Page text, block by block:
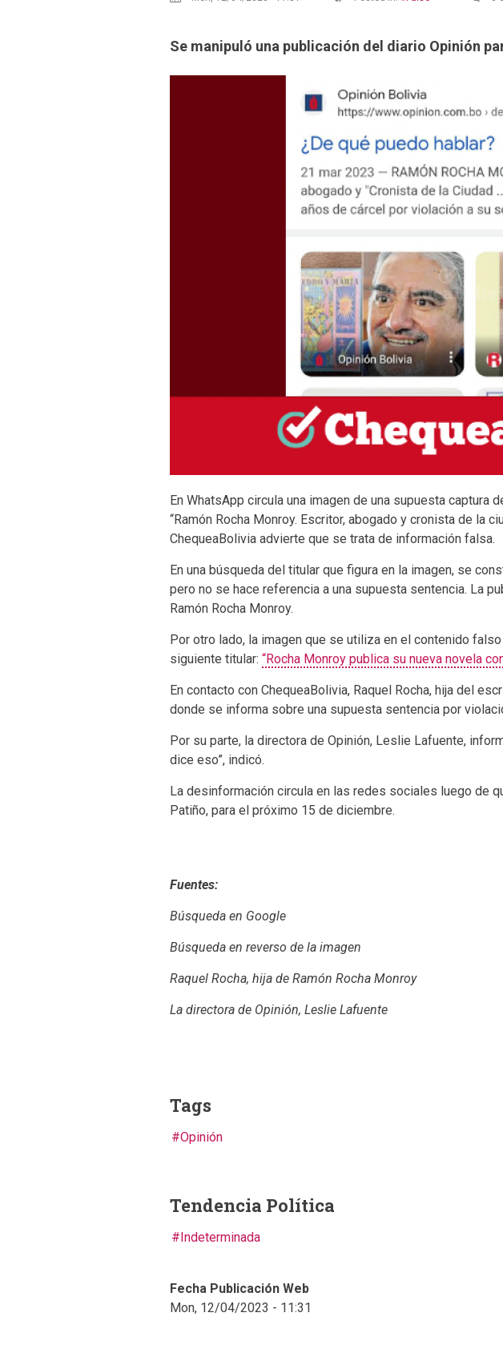
Se manipuló una publicación del diario Opinión
En WhatsApp circula una imagen de una supuesta captura
“Ramón Rocha Monroy. Escritor, abogado y cronista de la
ChequeaBolivia advierte que se trata de información falsa.
En una búsqueda del titular que figura en la imagen, se
pero no se hace referencia a una supuesta sentencia. La
Ramón Rocha Monroy.
Por otro lado, la imagen que se utiliza en el contenido
siguiente titular: “Rocha Monroy publica su nueva novela
En contacto con ChequeaBolivia, Raquel Rocha, hija del
donde se informa sobre una supuesta sentencia por
Por su parte, la directora de Opinión, Leslie Lafuente,
dice eso”, indicó.
La desinformación circula en las redes sociales luego de
Patiño, para el próximo 15 de diciembre.
Fuentes:
Búsqueda en Google
Búsqueda en reverso de la imagen
Raquel Rocha, hija de Ramón Rocha Monroy
La directora de Opinión, Leslie Lafuente
Tags
Opinión
Tendencia Política
Indeterminada
Fecha Publicación Web
Mon, 12/04/2023 - 11:31